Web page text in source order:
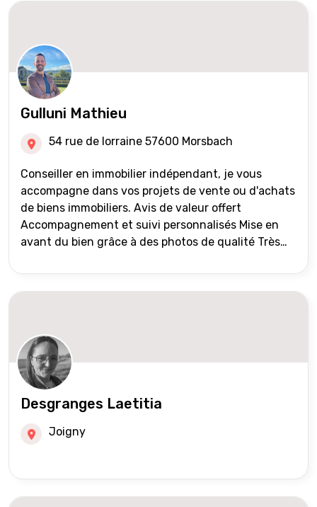
Gulluni Mathieu
54 rue de lorraine 57600 Morsbach
Conseiller en immobilier indépendant, je vous
accompagne dans vos projets de vente ou d'achats
de biens immobiliers. Avis de valeur offert
Accompagnement et suivi personnalisés Mise en
avant du bien grâce à des photos de qualité Très
international) Validation du financement des
acquéreurs auprès de partenaires financiers
réseau Iad France et Iad Deutschland Inter agence
Desgranges Laetitia
Joigny